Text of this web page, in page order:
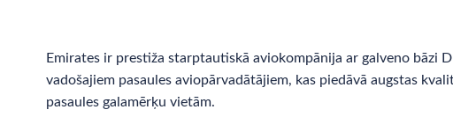
Emirates ir prestiža starptautiskā aviokompānija ar galveno bāzi
vadošajiem pasaules aviopārvadātājiem, kas piedāvā augstas
pasaules galamērķu vietām.